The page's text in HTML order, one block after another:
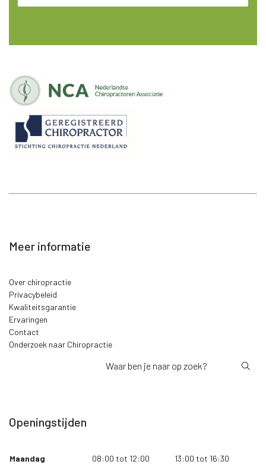
Meer informatie
Over chiropractie
Privacybeleid
Kwaliteitsgarantie
Ervaringen
Contact
Onderzoek naar Chiropractie
Openingstijden
Maandag 08:00 tot 12:00
13:00 tot 16:30